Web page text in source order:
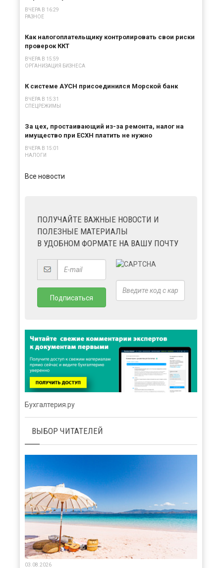
ВЧЕРА В 16:29
РАЗНОЕ
Как налогоплательщику контролировать свои риски
проверок ККТ
ВЧЕРА В 15:59
ОРГАНИЗАЦИЯ БИЗНЕСА
К системе АУСН присоединился Морской банк
ВЧЕРА В 15:31
СПЕЦРЕЖИМЫ
За цех, простаивающий из-за ремонта, налог на
имущество при ЕСХН платить не нужно
ВЧЕРА В 15:01
НАЛОГИ
Все новости
ПОЛУЧАЙТЕ ВАЖНЫЕ НОВОСТИ И
ПОЛЕЗНЫЕ МАТЕРИАЛЫ
В УДОБНОМ ФОРМАТЕ НА ВАШУ ПОЧТУ
Бухгалтерия.ру
ВЫБОР ЧИТАТЕЛЕЙ
03.08.2026